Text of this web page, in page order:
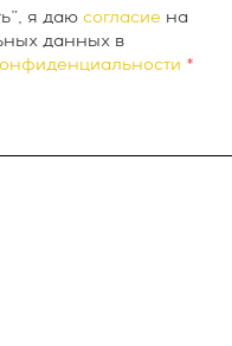
я даю согласие на
данных в
*